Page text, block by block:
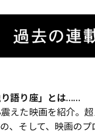
語り座」とは……
えた映画を紹介。
、そして、映画の